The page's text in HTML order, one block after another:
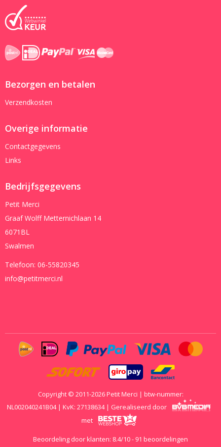
Bezorgen en betalen
Verzendkosten
Overige informatie
Contactgegevens
Links
Bedrijfsgegevens
Petit Merci
Graaf Wolff Metternichlaan 14
6071BL
Swalmen
Telefoon: 06-55820345
info@petitmerci.nl
Copyright © 2011-2026 Petit Merci | btw-nummer:
NL002040241B04 | KvK: 27138634 | Gerealiseerd door
met
Beoordeling door klanten: 8.4/10- 91 beoordelingen